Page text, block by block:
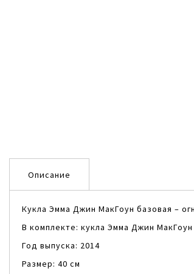
Описание
Кукла Эмма Джин МакГоун базовая –
В комплекте: кукла Эмма Джин
Год выпуска: 2014
Размер: 40 см